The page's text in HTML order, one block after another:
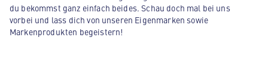
du bekommst ganz einfach beides. Schau doch mal bei uns
vorbei und lass dich von unseren Eigenmarken sowie
Markenprodukten begeistern!